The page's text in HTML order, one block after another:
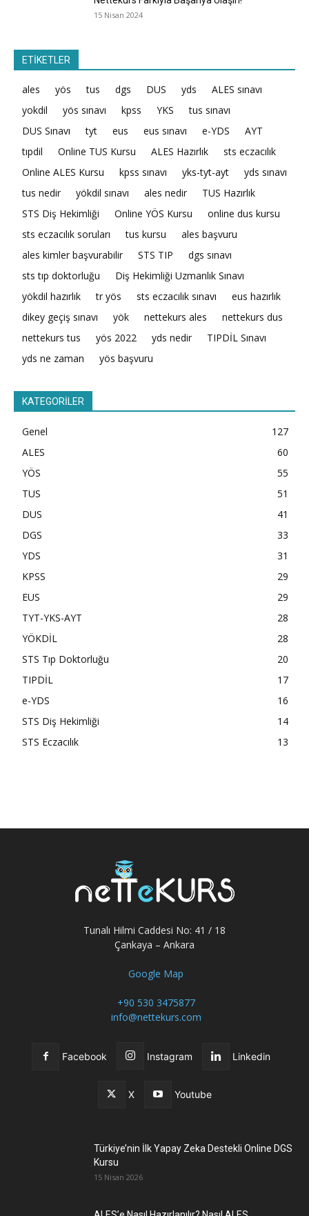
15 Nisan 2024
ETİKETLER
ales yös tus dgs DUS yds
ALES sınavı
yokdil
yös sınavı kpss YKS
tus sınavı
DUS Sınavı
tyt eus eus sınavı e-YDS
AYT
tıpdil
Online TUS Kursu ALES Hazırlık
sts eczacılık
Online ALES Kursu
kpss sınavı yks-tyt-ayt
yds sınavı
tus nedir
yökdil sınavı ales nedir
TUS Hazırlık
STS Diş Hekimliği
Online YÖS Kursu
online dus kursu
sts eczacılık soruları
tus kursu
ales başvuru
ales kimler başvurabilir
STS TIP
dgs sınavı
sts tıp doktorluğu
Diş Hekimliği Uzmanlık Sınavı
yökdil hazırlık
tr yös sts eczacılık sınavı
eus hazırlık
dikey geçiş sınavı
yök nettekurs ales
nettekurs dus
nettekurs tus
yös 2022 yds nedir
TIPDİL Sınavı
yds ne zaman
yös başvuru
KATEGORİLER
Genel
127
ALES
60
YÖS
55
TUS
51
DUS
41
DGS
33
YDS
31
KPSS
29
EUS
29
TYT-YKS-AYT
28
YÖKDİL
28
STS Tıp Doktorluğu
20
TIPDİL
17
e-YDS
16
STS Diş Hekimliği
14
STS Eczacılık
13
Tunalı Hilmi Caddesi No: 41 / 18
Çankaya – Ankara
Google Map
+90 530 3475877
info@nettekurs.com
Facebook Instagram Linkedin
X Youtube
Türkiye’nin İlk Yapay Zeka Destekli Online DGS
Kursu
15 Nisan 2026